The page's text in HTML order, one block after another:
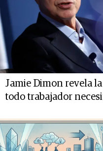
Jamie Dimon revela
todo trabajador